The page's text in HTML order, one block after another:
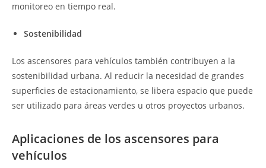
monitoreo en tiempo real.
Sostenibilidad
Los ascensores para vehículos también contribuyen a la
sostenibilidad urbana. Al reducir la necesidad de grandes
superficies de estacionamiento, se libera espacio que puede
ser utilizado para áreas verdes u otros proyectos urbanos.
Aplicaciones de los ascensores para
vehículos